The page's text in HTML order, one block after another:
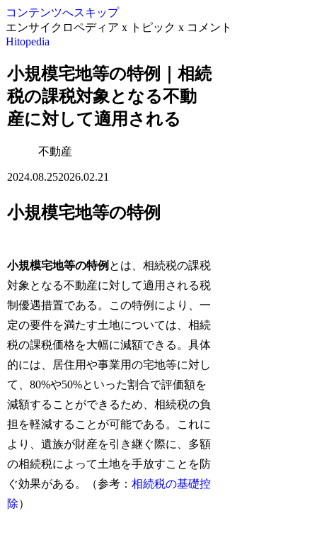
コンテンツへスキップ
エンサイクロペディア x トピック x コメント
Hitopedia
小規模宅地等の特例｜相続
税の課税対象となる不動
産に対して適用される
不動産
2024.08.252026.02.21
小規模宅地等の特例
小規模宅地等の特例 とは、相続税の課税
対象となる不動産に対して適用される税
制優遇措置である。この特例により、一
定の要件を満たす土地については、相続
税の課税価格を大幅に減額できる。具体
的には、居住用や事業用の宅地等に対し
て、80%や50%といった割合で評価額を
減額することができるため、相続税の負
担を軽減することが可能である。これに
より、遺族が財産を引き継ぐ際に、多額
の相続税によって土地を手放すことを防
ぐ効果がある。（参考：相続税の基礎控
除）